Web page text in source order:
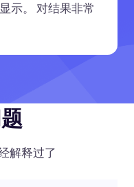
示。 对结果非常
解释过了